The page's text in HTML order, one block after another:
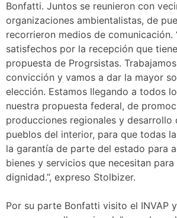
Bonfatti. Juntos se reunieron con
organizaciones ambientalistas, de
recorrieron medios de comunicación.
satisfechos por la recepción que
propuesta de Progrsistas.
convicción y vamos a dar la mayor
elección. Estamos llegando a todos
nuestra propuesta federal, de
producciones regionales y desarrollo
pueblos del interior, para que todas
la garantía de parte del estado para
bienes y servicios que necesitan
dignidad.”, expreso Stolbizer.
Por su parte Bonfatti visito el INVAP